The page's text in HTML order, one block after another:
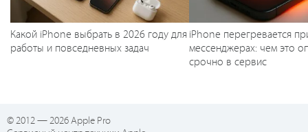
Какой iPhone выбрать в 2026 году для
работы и повседневных задач
iPhone перегревается
мессенджерах: чем это
срочно в сервис
© 2012 — 2026 Apple Pro